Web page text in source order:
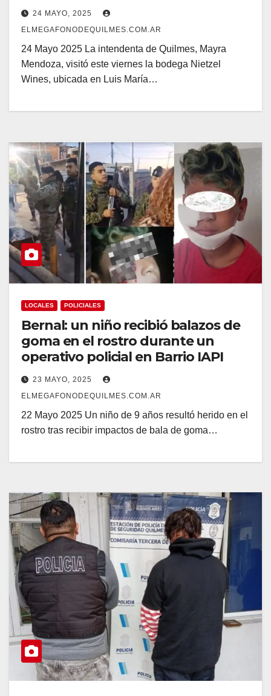
24 MAYO, 2025
ELMEGAFONODEQUILMES.COM.AR
24 Mayo 2025 La intendenta de Quilmes, Mayra
Mendoza, visitó este viernes la bodega Nietzel
Wines, ubicada en Luis María…
LOCALES POLICIALES
Bernal: un niño recibió balazos de
goma en el rostro durante un
operativo policial en Barrio IAPI
23 MAYO, 2025
ELMEGAFONODEQUILMES.COM.AR
22 Mayo 2025 Un niño de 9 años resultó herido en el
rostro tras recibir impactos de bala de goma…